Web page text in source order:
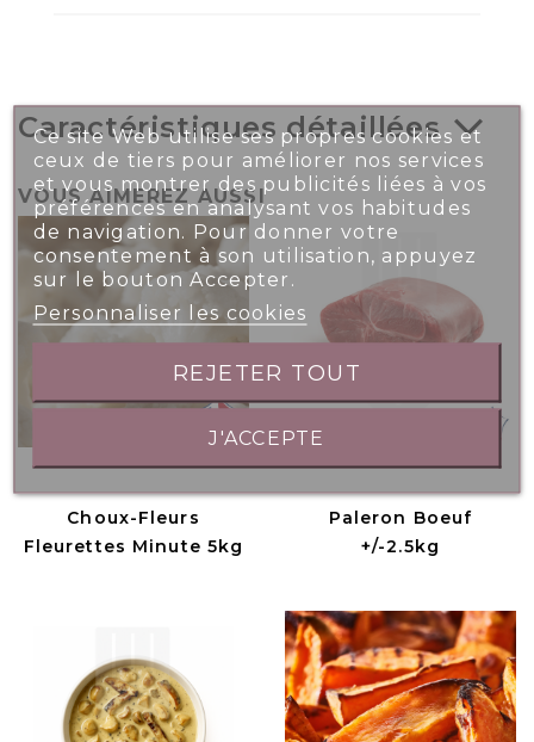
Caractéristiques détaillées
VOUS AIMEREZ AUSSI
Choux-Fleurs
Fleurettes Minute 5kg
Paleron Boeuf
+/-2.5kg
Ce site Web utilise ses propres cookies et
ceux de tiers pour améliorer nos services
et vous montrer des publicités liées à vos
préférences en analysant vos habitudes
de navigation. Pour donner votre
consentement à son utilisation, appuyez
sur le bouton Accepter.
Personnaliser les cookies
REJETER TOUT
J'ACCEPTE